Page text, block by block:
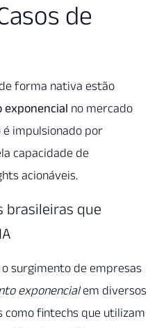
de
forma nativa estão
exponencial no mercado
impulsionado por
capacidade de
acionáveis.
brasileiras que
surgimento de empresas
exponencialem diversos
como fintechs que utilizam